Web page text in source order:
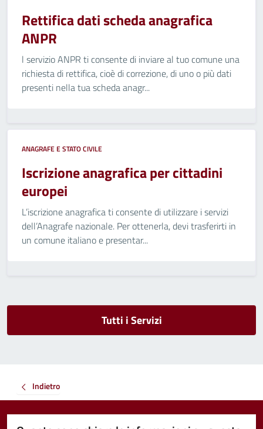
Rettifica dati scheda anagrafica
ANPR
l servizio ANPR ti consente di inviare al tuo comune una
richiesta di rettifica, cioè di correzione, di uno o più dati
presenti nella tua scheda anagr...
ANAGRAFE E STATO CIVILE
Iscrizione anagrafica per cittadini
europei
L’iscrizione anagrafica ti consente di utilizzare i servizi
dell’Anagrafe nazionale. Per ottenerla, devi trasferirti in
un comune italiano e presentar...
Tutti i Servizi
Indietro